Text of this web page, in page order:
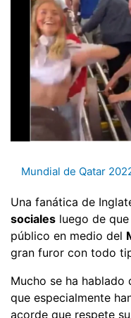
Mundial de Qatar
Una fanática de
sociales luego de
público en medio del
gran furor con todo
Mucho se ha hablado
que especialmente
acorde que respete